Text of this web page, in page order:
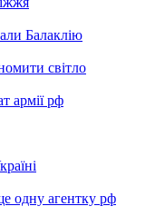
Балаклію
світло
армії рф
одну агентку рф